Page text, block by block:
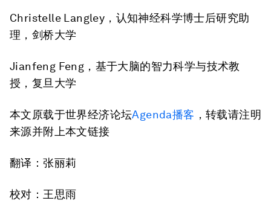
Christelle Langley，认知神经科学博士后研究助
理，剑桥大学
Jianfeng Feng，基于大脑的智力科学与技术教
授，复旦大学
本文原载于世界经济论坛Agenda播客 ，转载请注明
来源并附上本文链接
翻译：张丽莉
校对：王思雨